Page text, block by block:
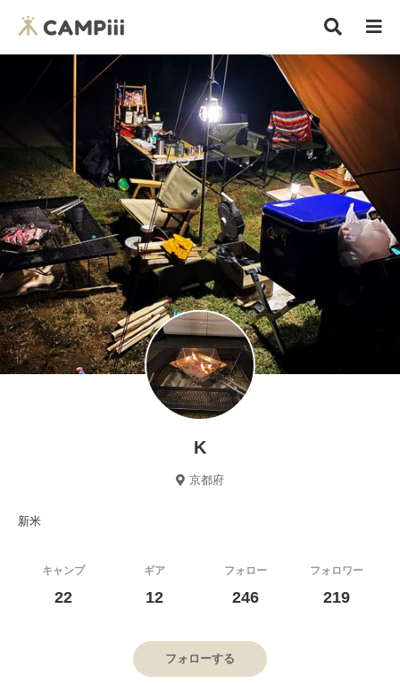
K
京都府
新米
キャンプ
22
ギア
12
フォロー
246
フォロワー
219
フォローする